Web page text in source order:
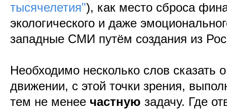
тысячелетия"), как место сброса
экологического и даже
западные СМИ путём создания из
Необходимо несколько слов сказать
движении, с этой точки зрения,
тем не менее частную задачу. Где